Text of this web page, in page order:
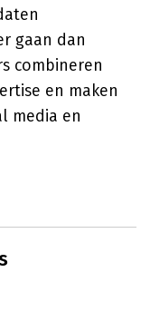
gaan dan
combineren
en maken
media en